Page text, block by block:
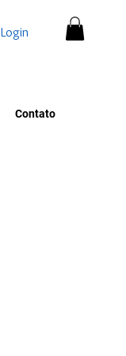
Login
Contato